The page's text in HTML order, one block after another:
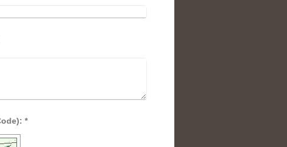
Captcha (Spam-Schutz-Code): *